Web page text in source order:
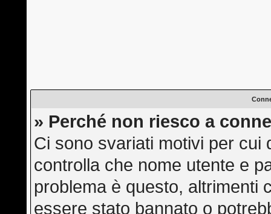
» Perché non riesco a
Ci sono svariati motivi per
controlla che nome utente e
problema è questo, altrimenti
essere stato bannato o